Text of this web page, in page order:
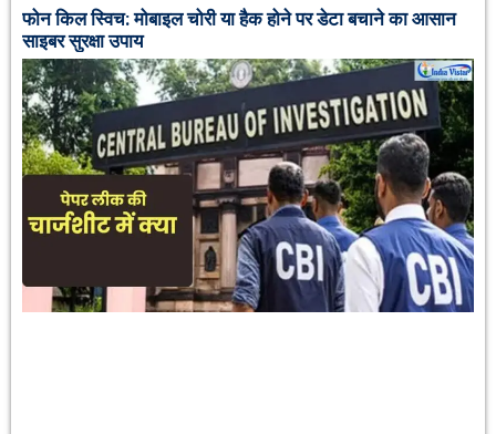
फोन किल स्विच: मोबाइल चोरी या हैक होने पर डेटा बचाने का आसान
साइबर सुरक्षा उपाय